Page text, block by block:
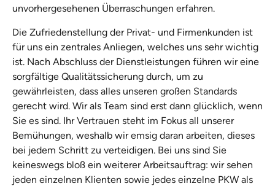
unvorhergesehenen Überraschungen erfahren.
Die Zufriedenstellung der Privat- und Firmenkunden ist
für uns ein zentrales Anliegen, welches uns sehr wichtig
ist. Nach Abschluss der Dienstleistungen führen wir eine
sorgfältige Qualitätssicherung durch, um zu
gewährleisten, dass alles unseren großen Standards
gerecht wird. Wir als Team sind erst dann glücklich, wenn
Sie es sind. Ihr Vertrauen steht im Fokus all unserer
Bemühungen, weshalb wir emsig daran arbeiten, dieses
bei jedem Schritt zu verteidigen. Bei uns sind Sie
keineswegs bloß ein weiterer Arbeitsauftrag: wir sehen
jeden einzelnen Klienten sowie jedes einzelne PKW als